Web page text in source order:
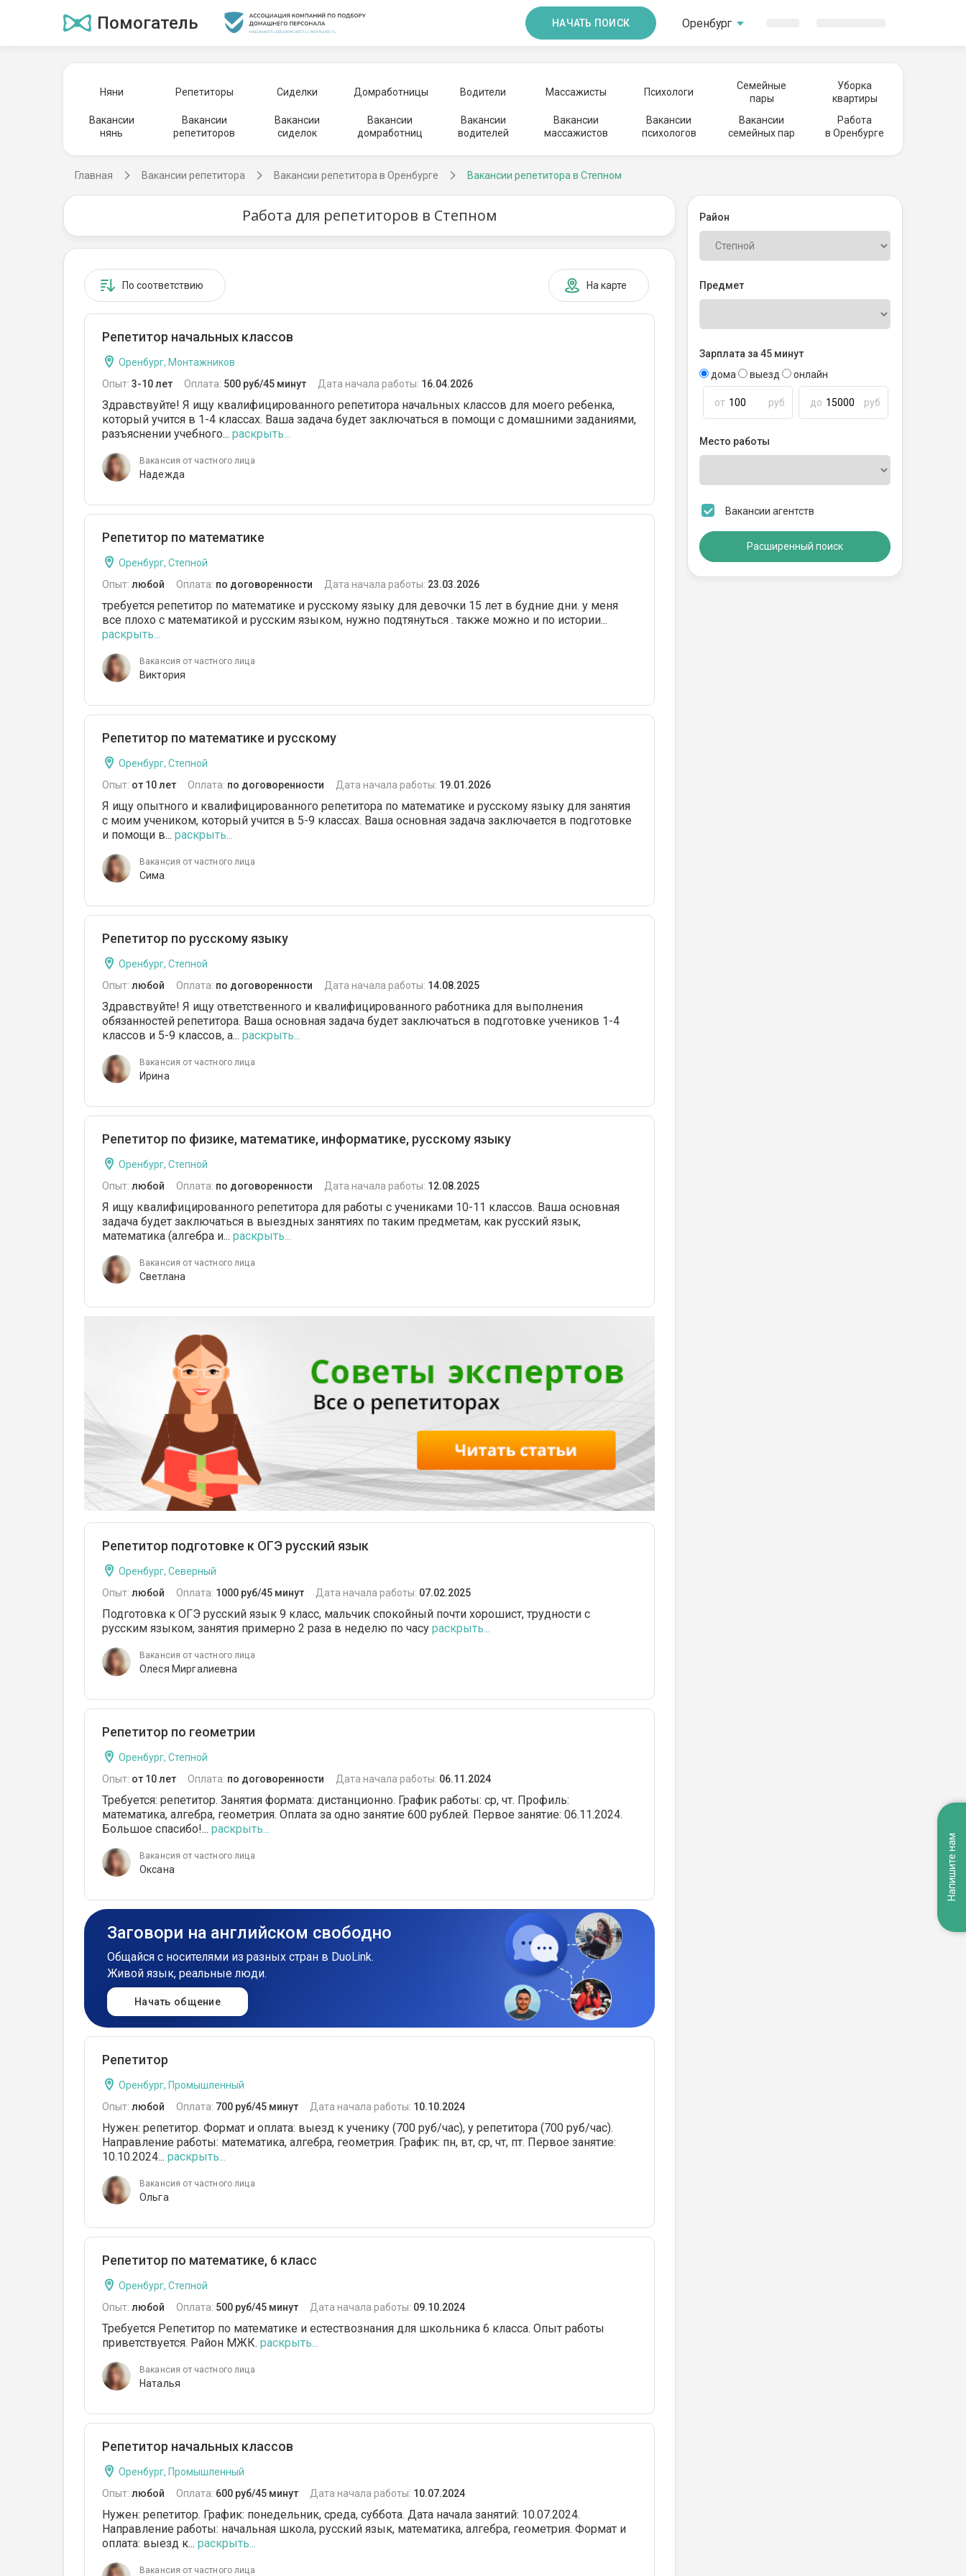
Помогатель НАЧАТЬ ПОИСК Оренбург
Няни Репетиторы Сиделки Домработницы Водители Массажисты Психологи
Семейные
пары
Уборка
квартиры
Вакансии
нянь
Вакансии
репетиторов
Вакансии
сиделок
Вакансии
домработниц
Вакансии
водителей
Вакансии
массажистов
Вакансии
психологов
Вакансии
семейных пар
Работа
в Оренбурге
Главная Вакансии репетитора Вакансии репетитора в Оренбурге Вакансии репетитора в Степном
Работа для репетиторов в Степном
По соответствию На карте
Репетитор начальных классов
Оренбург, Монтажников
Опыт: 3-10 лет Оплата: 500 руб/45 минут Дата начала работы: 16.04.2026
Здравствуйте! Я ищу квалифицированного репетитора начальных классов для моего ребенка,
который учится в 1-4 классах. Ваша задача будет заключаться в помощи с домашними заданиями,
разъяснении учебного... раскрыть...
Вакансия от частного лица
Надежда
Репетитор по математике
Оренбург, Степной
Опыт: любой Оплата: по договоренности Дата начала работы: 23.03.2026
требуется репетитор по математике и русскому языку для девочки 15 лет в будние дни. у меня
все плохо с математикой и русским языком, нужно подтянуться . также можно и по истории...
раскрыть...
Вакансия от частного лица
Виктория
Репетитор по математике и русскому
Оренбург, Степной
Опыт: от 10 лет Оплата: по договоренности Дата начала работы: 19.01.2026
Я ищу опытного и квалифицированного репетитора по математике и русскому языку для занятия
с моим учеником, который учится в 5-9 классах. Ваша основная задача заключается в подготовке
и помощи в... раскрыть...
Вакансия от частного лица
Сима
Репетитор по русскому языку
Оренбург, Степной
Опыт: любой Оплата: по договоренности Дата начала работы: 14.08.2025
Здравствуйте! Я ищу ответственного и квалифицированного работника для выполнения
обязанностей репетитора. Ваша основная задача будет заключаться в подготовке учеников 1-4
классов и 5-9 классов, а... раскрыть...
Вакансия от частного лица
Ирина
Репетитор по физике, математике, информатике, русскому языку
Оренбург, Степной
Опыт: любой Оплата: по договоренности Дата начала работы: 12.08.2025
Я ищу квалифицированного репетитора для работы с учениками 10-11 классов. Ваша основная
задача будет заключаться в выездных занятиях по таким предметам, как русский язык,
математика (алгебра и... раскрыть...
Вакансия от частного лица
Светлана
Репетитор подготовке к ОГЭ русский язык
Оренбург, Северный
Опыт: любой Оплата: 1000 руб/45 минут Дата начала работы: 07.02.2025
Подготовка к ОГЭ русский язык 9 класс, мальчик спокойный почти хорошист, трудности с
русским языком, занятия примерно 2 раза в неделю по часу раскрыть...
Вакансия от частного лица
Олеся Миргалиевна
Репетитор по геометрии
Оренбург, Степной
Опыт: от 10 лет Оплата: по договоренности Дата начала работы: 06.11.2024
Требуется: репетитор. Занятия формата: дистанционно. График работы: ср, чт. Профиль:
математика, алгебра, геометрия. Оплата за одно занятие 600 рублей. Первое занятие: 06.11.2024.
Большое спасибо!... раскрыть...
Вакансия от частного лица
Оксана
Заговори на английском свободно
Общайся с носителями из разных стран в DuoLink.
Живой язык, реальные люди.
Начать общение
Репетитор
Оренбург, Промышленный
Опыт: любой Оплата: 700 руб/45 минут Дата начала работы: 10.10.2024
Нужен: репетитор. Формат и оплата: выезд к ученику (700 руб/час), у репетитора (700 руб/час).
Направление работы: математика, алгебра, геометрия. График: пн, вт, ср, чт, пт. Первое занятие:
10.10.2024... раскрыть...
Вакансия от частного лица
Ольга
Репетитор по математике, 6 класс
Оренбург, Степной
Опыт: любой Оплата: 500 руб/45 минут Дата начала работы: 09.10.2024
Требуется Репетитор по математике и естествознания для школьника 6 класса. Опыт работы
приветствуется. Район МЖК. раскрыть...
Вакансия от частного лица
Наталья
Репетитор начальных классов
Оренбург, Промышленный
Опыт: любой Оплата: 600 руб/45 минут Дата начала работы: 10.07.2024
Нужен: репетитор. График: понедельник, среда, суббота. Дата начала занятий: 10.07.2024.
Направление работы: начальная школа, русский язык, математика, алгебра, геометрия. Формат и
оплата: выезд к... раскрыть...
Вакансия от частного лица
Район
Предмет
Зарплата за 45 минут
дома
выезд онлайн
от руб до руб
Место работы
Вакансии агентств
Расширенный поиск
Напишите нам